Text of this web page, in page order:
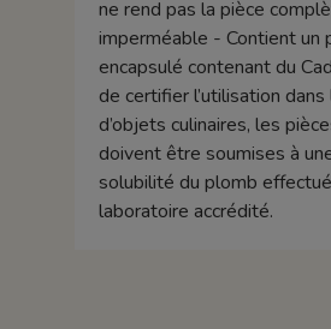
ne rend pas la pièce
imperméable - Contient un
encapsulé contenant du
de certifier l’utilisation
d’objets culinaires, les
doivent être soumises à
solubilité du plomb
laboratoire accrédité.